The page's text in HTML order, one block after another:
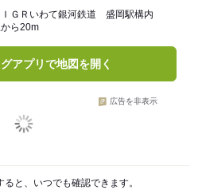
ＧＲいわて銀河鉄道 盛岡駅構内
ら20m
アプリで地図を開く
広告を非表示
と、いつでも確認できます。